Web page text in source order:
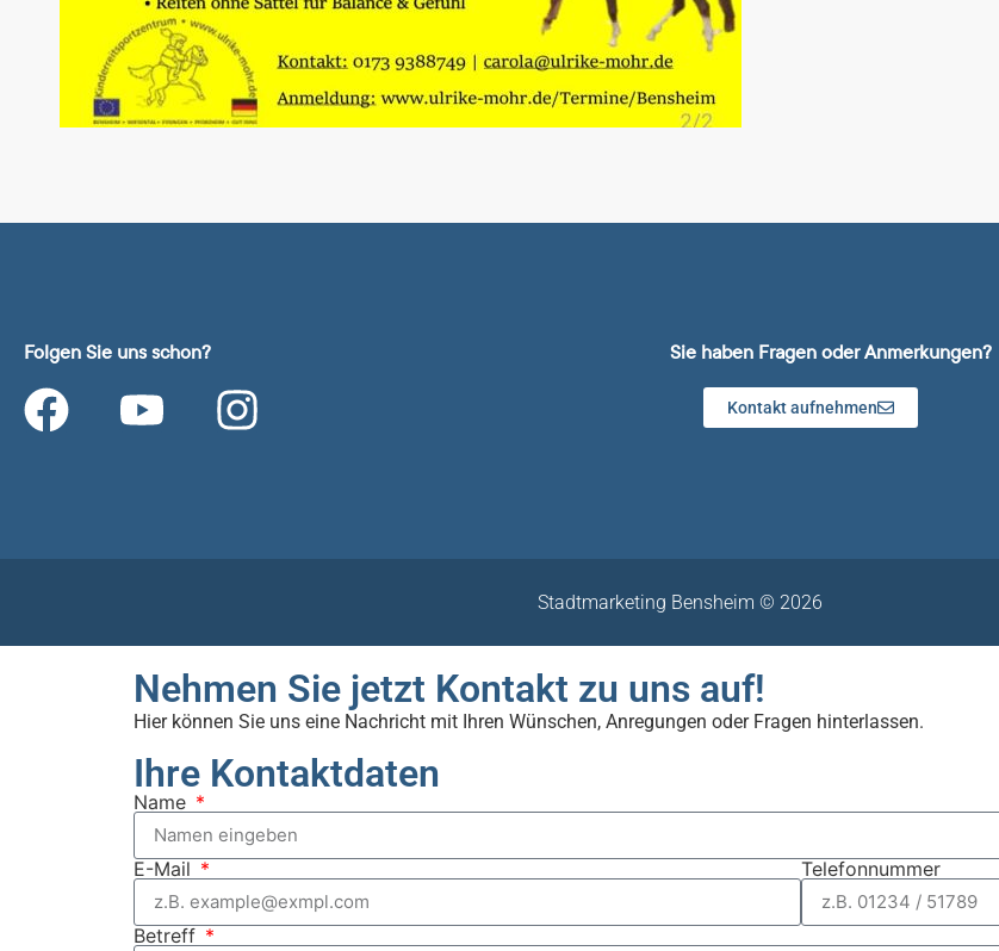
Folgen Sie uns schon? Sie haben Fragen oder Anmerkungen?
Kontakt aufnehmen
Stadtmarketing Bensheim © 2026
Nehmen Sie jetzt Kontakt zu uns auf!
Hier können Sie uns eine Nachricht mit Ihren Wünschen, Anregungen oder Fragen hinterlassen.
Ihre Kontaktdaten
Name
E-Mail Telefonnummer
Betreff